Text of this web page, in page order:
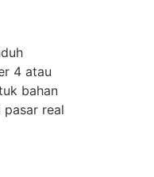
4 atau
bahan
real